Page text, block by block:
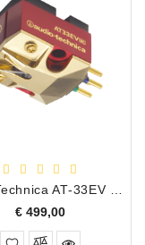
€ 499,00Prijs